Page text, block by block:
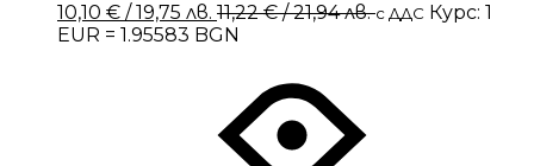
10,10 € / 19,75 лв. 11,22€/ 21,94 лв.с ДДС Курс: 1
EUR = 1.95583 BGN